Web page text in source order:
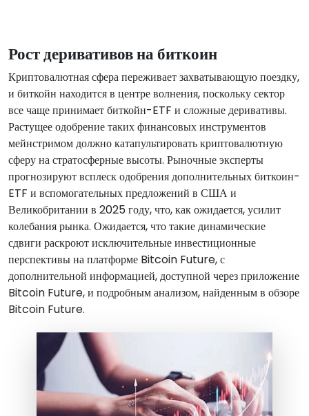
Рост деривативов на биткоин
Криптовалютная сфера переживает захватывающую поездку,
и биткойн находится в центре волнения, поскольку сектор
все чаще принимает биткойн-ETF и сложные деривативы.
Растущее одобрение таких финансовых инструментов
мейнстримом должно катапультировать криптовалютную
сферу на стратосферные высоты. Рыночные эксперты
прогнозируют всплеск одобрения дополнительных биткоин-
ETF и вспомогательных предложений в США и
Великобритании в 2025 году, что, как ожидается, усилит
колебания рынка. Ожидается, что такие динамические
сдвиги раскроют исключительные инвестиционные
перспективы на платформе Bitcoin Future, с
дополнительной информацией, доступной через приложение
Bitcoin Future, и подробным анализом, найденным в обзоре
Bitcoin Future.